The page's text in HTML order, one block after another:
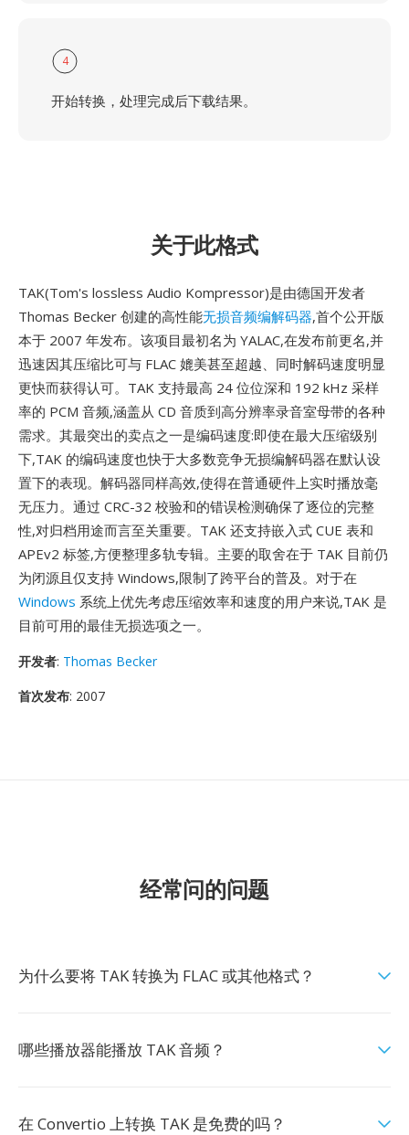
4
开始转换，处理完成后下载结果。
关于此格式
TAK(Tom's lossless Audio Kompressor)是由德国开发者
Thomas Becker 创建的高性能无损音频编解码器,首个公开版
本于 2007 年发布。该项目最初名为 YALAC,在发布前更名,并
迅速因其压缩比可与 FLAC 媲美甚至超越、同时解码速度明显
更快而获得认可。TAK 支持最高 24 位位深和 192 kHz 采样
率的 PCM 音频,涵盖从 CD 音质到高分辨率录音室母带的各种
需求。其最突出的卖点之一是编码速度:即使在最大压缩级别
下,TAK 的编码速度也快于大多数竞争无损编解码器在默认设
置下的表现。解码器同样高效,使得在普通硬件上实时播放毫
无压力。通过 CRC-32 校验和的错误检测确保了逐位的完整
性,对归档用途而言至关重要。TAK 还支持嵌入式 CUE 表和
APEv2 标签,方便整理多轨专辑。主要的取舍在于 TAK 目前仍
为闭源且仅支持 Windows,限制了跨平台的普及。对于在
Windows 系统上优先考虑压缩效率和速度的用户来说,TAK 是
目前可用的最佳无损选项之一。
开发者: Thomas Becker
首次发布: 2007
经常问的问题
为什么要将 TAK 转换为 FLAC 或其他格式？
哪些播放器能播放 TAK 音频？
在 Convertio 上转换 TAK 是免费的吗？